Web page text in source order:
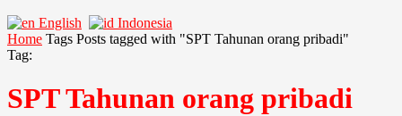
English
Indonesia
Home Tags Posts tagged with "SPT Tahunan orang pribadi"
Tag:
SPT Tahunan orang pribadi